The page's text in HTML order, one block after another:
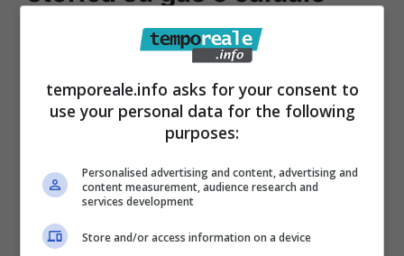
Nel 2023, l’AEBA ha visto la luce ma soltanto
ottenuto il via libera dal Consiglio statale per
la prevenzione incendi. Questo
emissioni prodotte dagli edifici. Secondo le
dello Stato. Ci sarà una rivoluzione graduale,
temporeale.info asks for your consent to
use your personal data for the following
purposes:
Personalised advertising and content, advertising and
content measurement, audience research and
services development
Store and/or access information on a device